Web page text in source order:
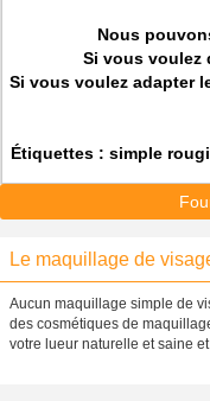
Nous
Si vous voulez
Si vous voulez adapter
Étiquettes : simple
Le maquillage de
Aucun maquillage simple de
des cosmétiques de
votre lueur naturelle et saine